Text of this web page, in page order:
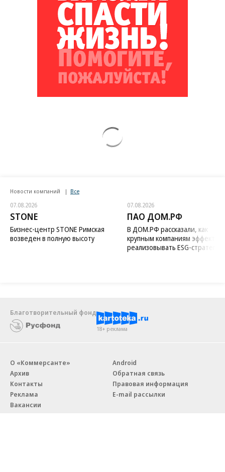
Новости компаний Все
07.08.2026
STONE
Бизнес-центр STONE Римская
возведен в полную высоту
07.08.2026
ПАО ДОМ.РФ
В ДОМ.РФ рассказали, как
крупным компаниям
реализовывать ESG-стратегию
Благотворительный фонд
18+ реклама
О «Коммерсанте»
Архив
Контакты
Реклама
Вакансии
Android
Обратная связь
Правовая информация
E-mail рассылки